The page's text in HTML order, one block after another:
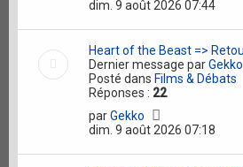
dim. 9 août 2026 07:44
Heart of the Beast =>
Dernier message parGekko
Posté dans Films & Débats
Réponses : 22
parGekko
dim. 9 août 2026 07:18